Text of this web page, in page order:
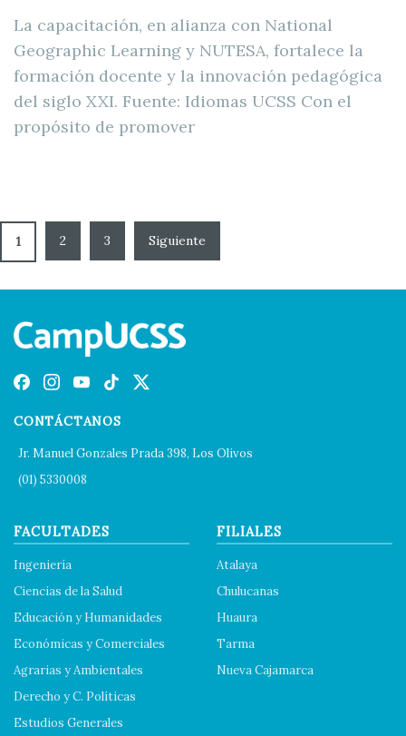
La capacitación, en alianza con National
Geographic Learning y NUTESA, fortalece la
formación docente y la innovación pedagógica
del siglo XXI. Fuente: Idiomas UCSS Con el
propósito de promover
1 2 3
CONTÁCTANOS
Jr. Manuel Gonzales Prada 398, Los Olivos
(01) 5330008
FACULTADES
Ingeniería
Ciencias de la Salud
Educación y Humanidades
Económicas y Comerciales
Agrarias y Ambientales
Derecho y C. Políticas
Estudios Generales
FILIALES
Atalaya
Chulucanas
Huaura
Tarma
Nueva Cajamarca